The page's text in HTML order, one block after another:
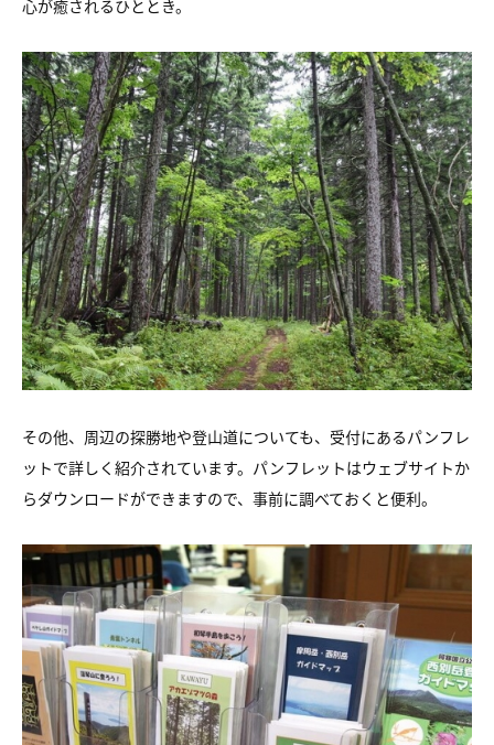
心が癒されるひととき。
その他、周辺の探勝地や登山道についても、受付にあるパンフレ
ットで詳しく紹介されています。パンフレットはウェブサイトか
らダウンロードができますので、事前に調べておくと便利。